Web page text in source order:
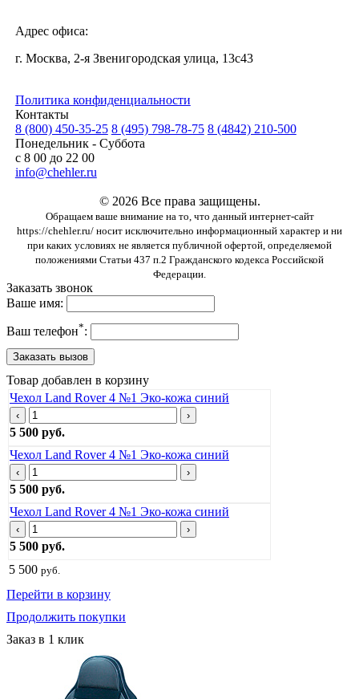
Адрес офиса:
г. Москва, 2-я Звенигородская улица, 13с43
Политика конфиденциальности
Контакты
8 (800) 450-35-25 8 (495) 798-78-75 8 (4842) 210-500
Понедельник - Суббота
с 8 00 до 22 00
info@chehler.ru
© 2026 Все права защищены.
Обращаем ваше внимание на то, что данный интернет-сайт
https://chehler.ru/ носит исключительно информационный характер и ни
при каких условиях не является публичной офертой, определяемой
положениями Статьи 437 п.2 Гражданского кодекса Российской
Федерации.
Заказать звонок
Ваше имя:
Ваш телефон*:
Товар добавлен в корзину
Чехол Land Rover 4 №1 Эко-кожа синий
‹ ›
5 500 руб.
Чехол Land Rover 4 №1 Эко-кожа синий
‹ ›
5 500 руб.
Чехол Land Rover 4 №1 Эко-кожа синий
‹ ›
5 500 руб.
5 500 руб.
Перейти в корзину
Продолжить покупки
Заказ в 1 клик